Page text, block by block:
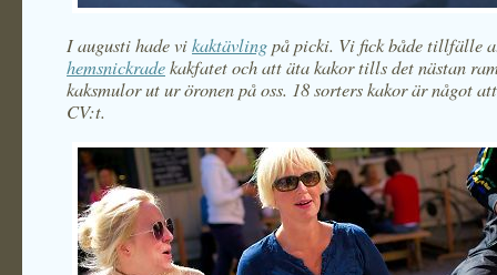
I augusti hade vikaktävlingpå picki. Vi fick både tillfälle
hemsnickradekakfatet och att äta kakor tills det nästan
kaksmulor ut ur öronen på oss. 18 sorters kakor är något
CV:t.